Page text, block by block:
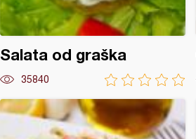
Salata od graška
35840